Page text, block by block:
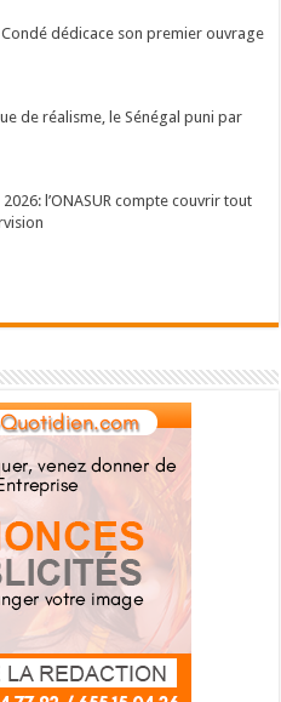
dédicace son premier ouvrage
de réalisme, le Sénégal puni par
l’ONASUR compte couvrir tout